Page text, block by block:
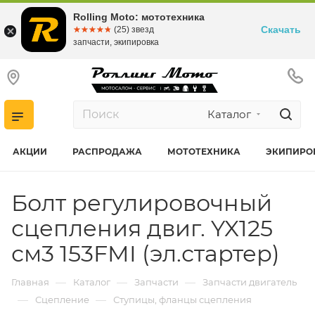
Каталог
АКЦИИ РАСПРОДАЖА МОТОТЕХНИКА
Болт регулировочный
сцепления двиг. YX125
см3 153FMI (эл.стартер)
Главная — Каталог — Запчасти — Запчасти двигатель
— Сцепление — Ступицы, фланцы сцепления
Rolling Moto: мототехника
☆☆☆☆☆
★★★★★ (25) звезд
запчасти, экипировка
Скачать